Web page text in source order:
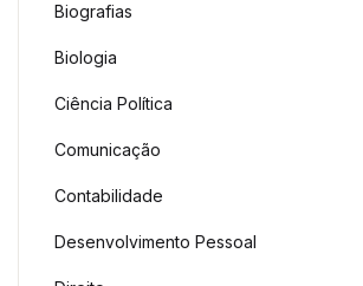
Biografias
Biologia
Ciência Política
Comunicação
Contabilidade
Desenvolvimento Pessoal